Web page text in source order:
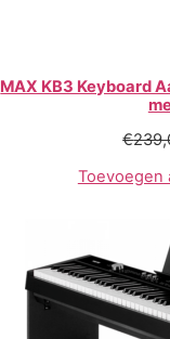
MAX KB3 Keyboard
€
Toevoegen